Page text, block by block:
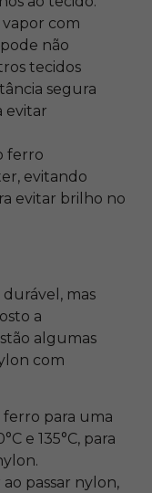
vapor com
não
tecidos
segura
evitar
ferro
evitando
evitar brilho no
mas
a
algumas
com
ferro para uma
e 135°C, para
passar nylon,